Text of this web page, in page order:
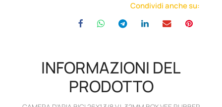
Condividi anche su:
INFORMAZIONI DEL
PRODOTTO